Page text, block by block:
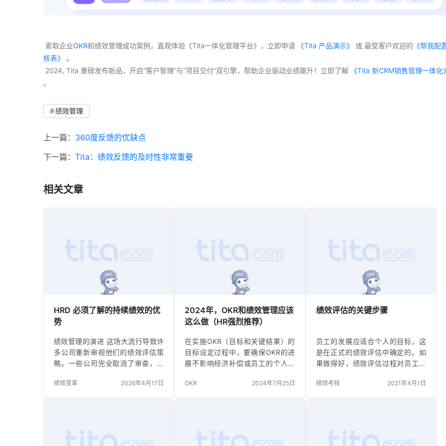
索取企业OKR和绩效管理成功案例，直观体验《Tita一体化管理平台》，立即申请 《Tita 产品演示》 或 最受客户欢迎的 《帮我配
核表》
。
2024, Tita 重磅发布新品，开启“客户管理”与“项目交付”双引擎，帮助企业驱动业绩飙升！立即了解
。
绩效管理
上一篇： 360度反馈的优缺点
下一篇： Tita：绩效反馈的及时性非常重要
相关文章
HRD 必须了解的持续绩效的优
势
绩效管理的演进 这场大流行导致许
多公司重新审视他们的绩效评估策
略。一些公司完全取消了审查，以
压力。而且，由于大部分的劳动力
位人力资源专业人士告诉《华盛顿
邮报》，”这可能会减少对年度绩效
绩效变革 2026年4月17日
2024年，OKR和绩效管理应该
这么做（HR强烈推荐）
在实施OKR（目标和关键结果）的
目标设定过程中，要确保OKR的进
展不影响经济补偿或员工的个人绩
开听起来可能有违直觉，但是，如
对员工没有吸引力，或者根本不
够。这是为什么呢？ 当实施OKR
OKR 2024年7月25日
绩效评估的关键步骤
员工的发展应适合个人的目标，这
是在正式的绩效评估中确定的。如
果做得好，绩效评估过程对员工和
常被认为是痛苦且耗时的，但是如
们在短期内为自己的工作和职业定
义成功的职业道路。 向员工提供诚
绩效考核 2021年4月1日